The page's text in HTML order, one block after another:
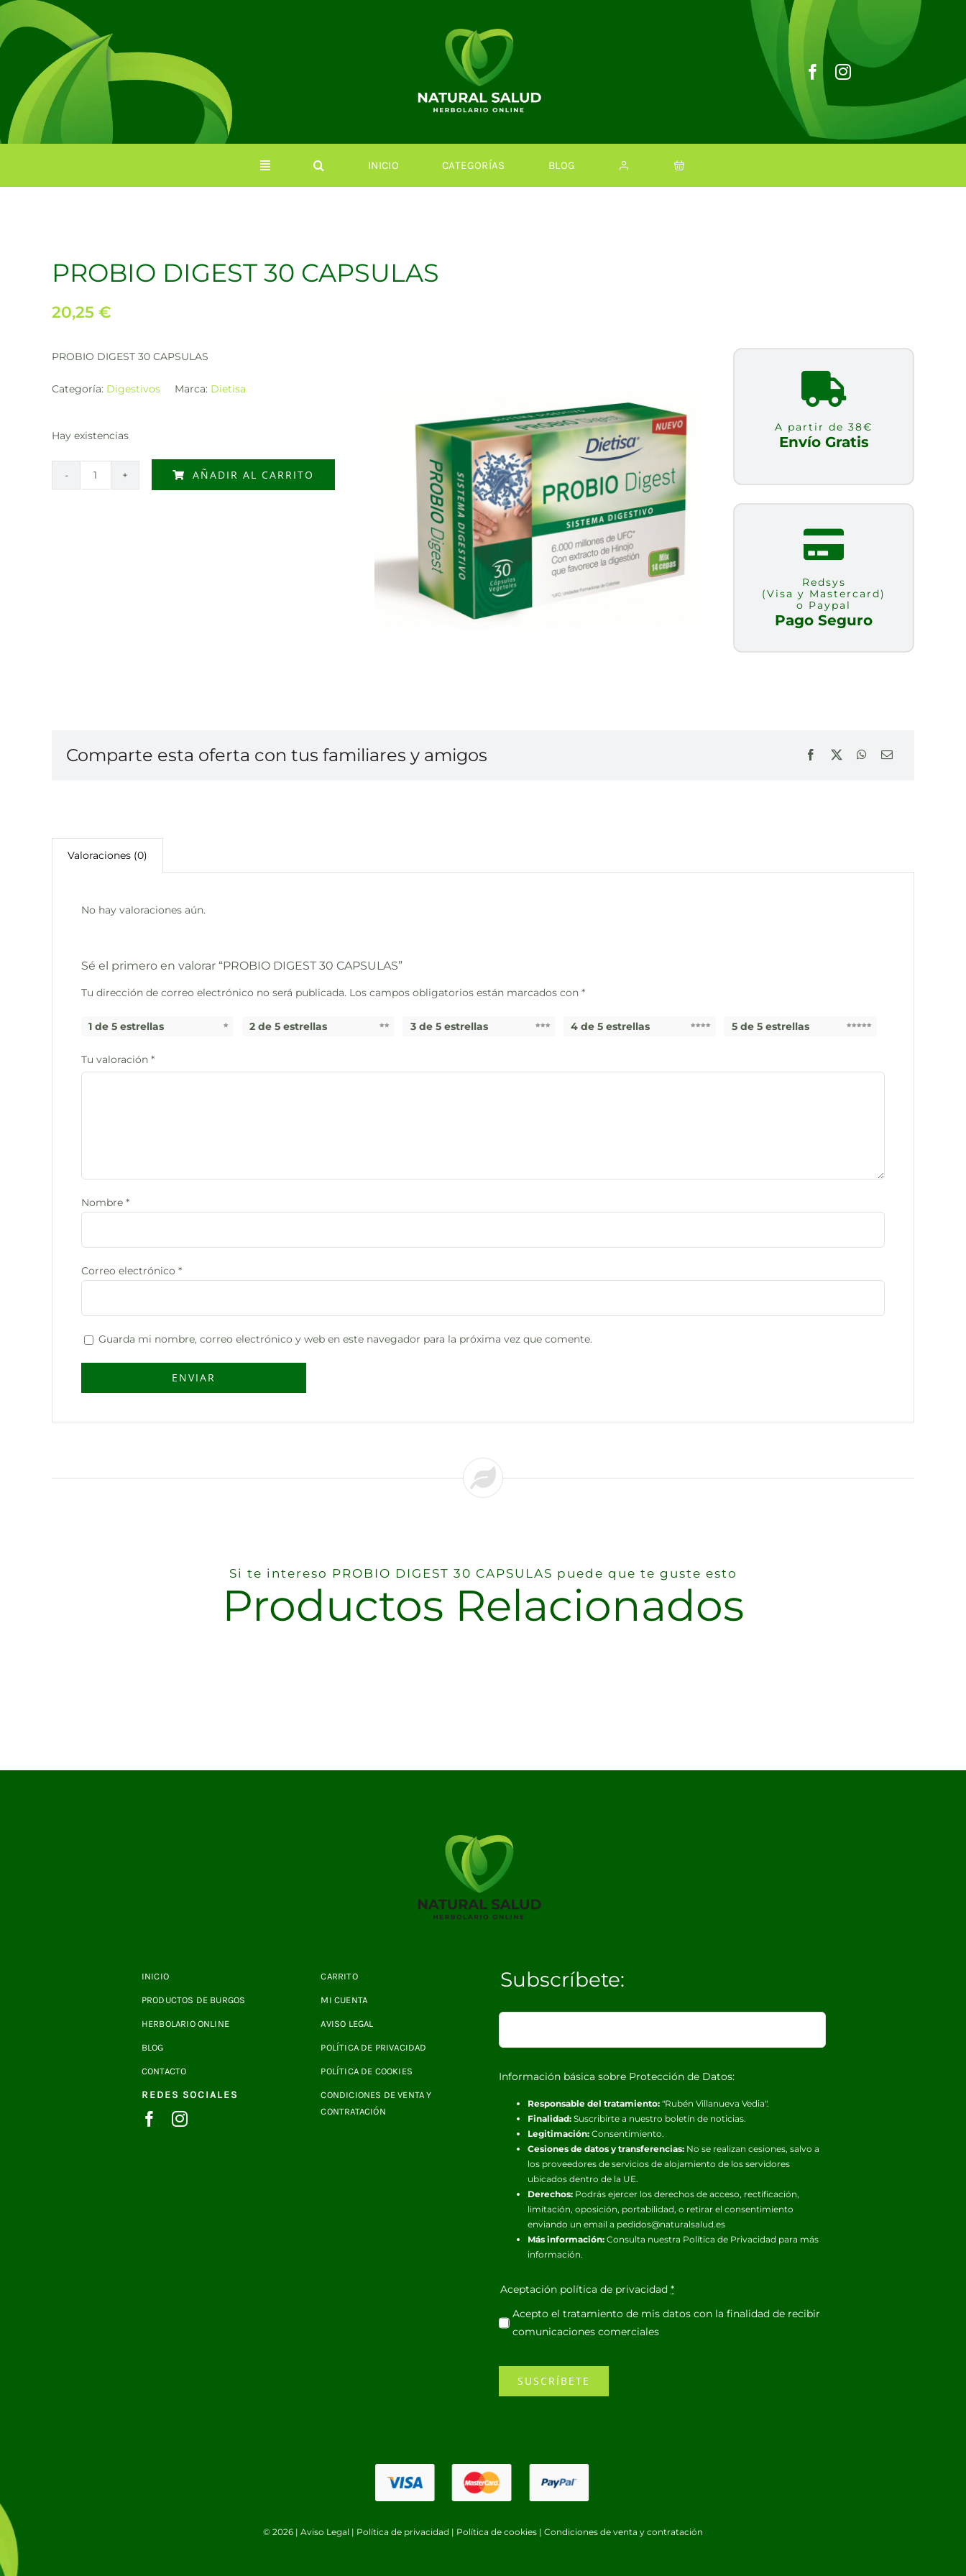
Saltar
contenido
INICIO CATEGORÍAS BLOG
PROBIO DIGEST 30 CAPSULAS
20,25 €
PROBIO DIGEST 30 CAPSULAS
Categoría: Digestivos Marca: Dietisa
Hay existencias
PROBIO
AÑADIR AL CARRITO
A partir de 38€
Envío Gratis
Redsys
(Visa y Mastercard)
o Paypal
Pago Seguro
Comparte esta oferta con tus familiares y amigos
Valoraciones (0)
No hay valoraciones aún.
Sé el primero en valorar “PROBIO DIGEST 30 CAPSULAS”
Tu dirección de correo electrónico no será publicada. Los campos obligatorios están marcados con *
1 de 5 estrellas 2 de 5 estrellas 3 de 5 estrellas 4 de 5 estrellas 5 de 5 estrellas
Tu valoración *
Nombre *
Correo electrónico *
Guarda mi nombre, correo electrónico y web en este navegador para la próxima vez que comente.
Si te intereso PROBIO DIGEST 30 CAPSULAS puede que te guste esto
Productos Relacionados
INICIO
PRODUCTOS DE BURGOS
HERBOLARIO ONLINE
BLOG
CONTACTO
REDES SOCIALES
CARRITO
MI CUENTA
AVISO LEGAL
POLÍTICA DE PRIVACIDAD
POLÍTICA DE COOKIES
CONDICIONES DE VENTA Y
CONTRATACIÓN
Subscríbete:
Información básica sobre Protección de Datos:
Responsable del tratamiento: "Rubén Villanueva Vedia".
Finalidad: Suscribirte a nuestro boletín de noticias.
Legitimación: Consentimiento.
Cesiones de datos y transferencias: No se realizan cesiones, salvo a
los proveedores de servicios de alojamiento de los servidores
ubicados dentro de la UE.
Derechos: Podrás ejercer los derechos de acceso, rectificación,
limitación, oposición, portabilidad, o retirar el consentimiento
enviando un email a pedidos@naturalsalud.es
Más información: Consulta nuestra Política de Privacidad para más
información.
Aceptación política de privacidad*
Acepto el tratamiento de mis datos con la finalidad de recibir
comunicaciones comerciales
SUSCRÍBETE
© 2026 | Aviso Legal | Política de privacidad | Política de cookies | Condiciones de venta y contratación